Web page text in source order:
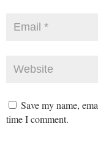
Save my name,
time I comment.